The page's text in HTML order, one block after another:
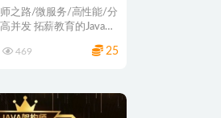
件源码
师之路/微服务/高性能/分
并发 拓薪教育的Java互
469 25